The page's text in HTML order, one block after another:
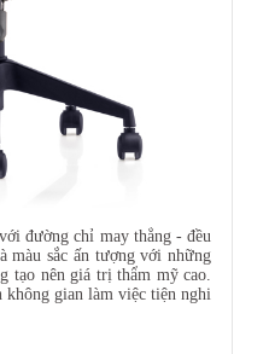
đường chỉ may thẳng - đều
màu sắc ấn tượng với những
tạo nên giá trị thẩm mỹ cao.
không gian làm việc tiện nghi